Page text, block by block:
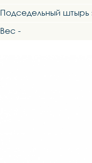
Подседельный штырь
Вес -